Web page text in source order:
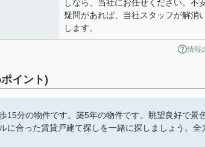
しなら、当社にお任せください。不
疑問があれば、当社スタッフが解消
します。
情報
イント)
15分の物件です。築5年の物件です。眺望良好で景
に合った賃貸戸建て探しを一緒に探しましょう。全